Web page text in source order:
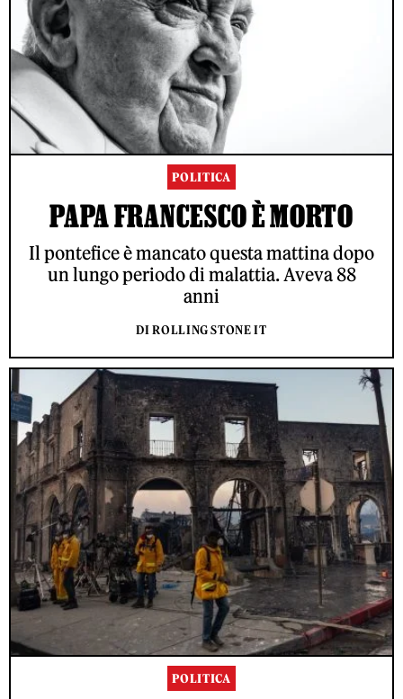
POLITICA
PAPA FRANCESCO È MORTO
Il pontefice è mancato questa mattina dopo
un lungo periodo di malattia. Aveva 88
anni
DI ROLLING STONE IT
POLITICA